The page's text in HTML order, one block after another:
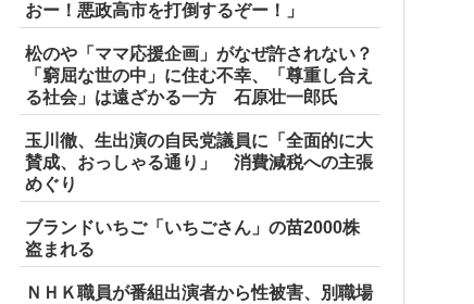
おー！悪政高市を打倒するぞー！」
松のや「ママ応援企画」がなぜ許されない？
「窮屈な世の中」に住む不幸、「尊重し合え
る社会」は遠ざかる一方 石原壮一郎氏
玉川徹、生出演の自民党議員に「全面的に大
賛成、おっしゃる通り」 消費減税への主張
めぐり
ブランドいちご「いちごさん」の苗2000株
盗まれる
ＮＨＫ職員が番組出演者から性被害、別職場